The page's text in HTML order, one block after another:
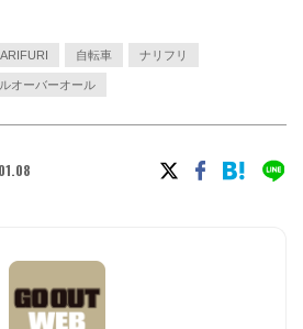
自転車 ナリフリ
オーバーオール